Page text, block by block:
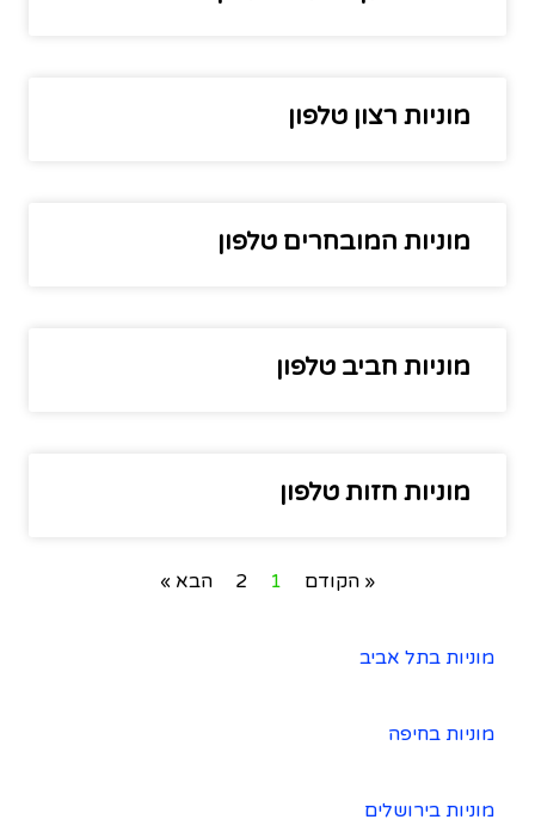
מוניות רצון טלפון
מוניות המובחרים טלפון
מוניות חביב טלפון
מוניות חזות טלפון
« הקודם 1
2 הבא »
מוניות בתל אביב
מוניות בחיפה
מוניות בירושלים